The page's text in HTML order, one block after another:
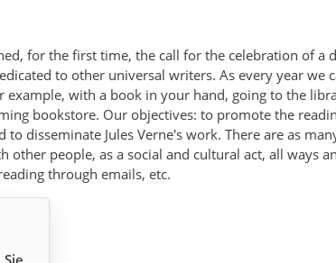
for the first time, the call for the celebration of
to other universal writers. As every year we
with a book in your hand, going to the
bookstore. Our objectives: to promote the
disseminate Jules Verne's work. There are as
people, as a social and cultural act, all ways
through emails, etc.